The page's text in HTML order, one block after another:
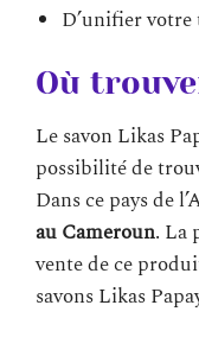
D’unifier
Où
Le savon Likas
possibilité de
Dans ce pays de
au Cameroun. La
vente de ce
savons Likas